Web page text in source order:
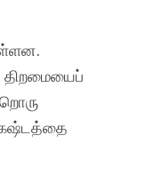
திறமையைப்
கஷ்டத்தை